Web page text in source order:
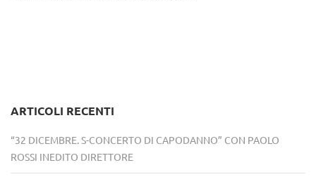
ARTICOLI RECENTI
“32 DICEMBRE. S-CONCERTO DI CAPODANNO” CON PAOLO
ROSSI INEDITO DIRETTORE